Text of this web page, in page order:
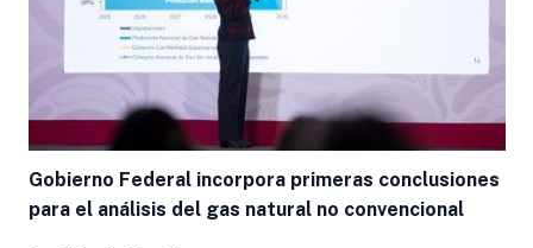
Gobierno Federal incorpora primeras conclusiones
para el análisis del gas natural no convencional